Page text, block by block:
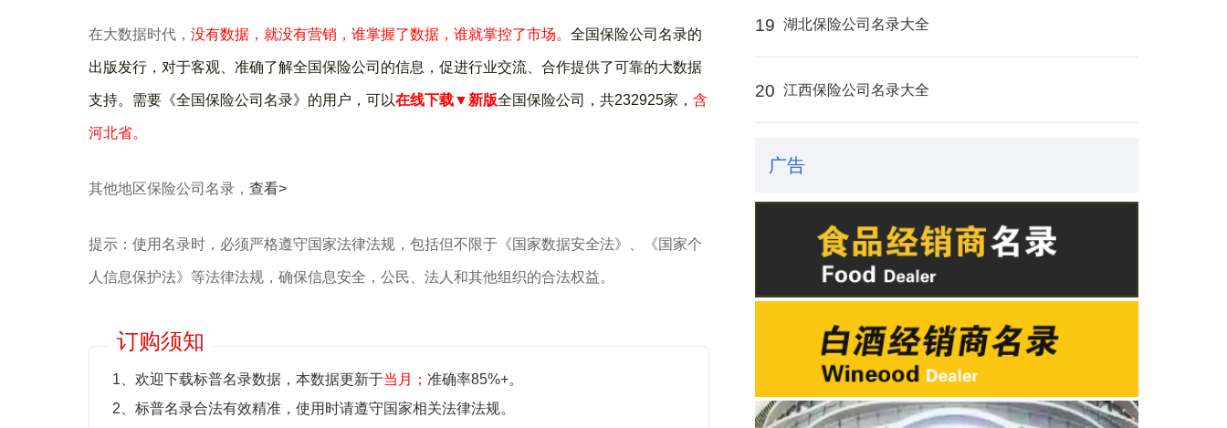
在大数据时代， 没有数据，就没有营销，谁掌握了数据，谁就掌控了市场。 全国保险公司名录的
出版发行，对于客观、准确了解全国保险公司的信息，促进行业交流、合作提供了可靠的大数据
支持。需要《全国保险公司名录》的用户， 可以在线下载▼新版全国保险公司，共232925家， 含
河北省。
其他地区保险公司名录， 查看>
提示：使用名录时，必须严格遵守国家法律法规，包括但不限于《国家数据安全法》、《国家个
人信息保护法》等‌法律法规，确保信息安全，公民、法人和其他组织的合法权益。
订购须知
1、欢迎下载标普名录数据，本数据更新于当月； 准确率85%+。
2、标普名录合法有效精准，使用时请遵守国家相关法律法规。
19 湖北保险公司名录大全
20 江西保险公司名录大全
广告